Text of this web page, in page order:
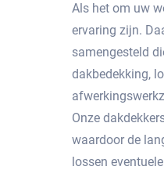
Als het om uw
ervaring zijn.
samengesteld
dakbedekking,
Onze
waardoor de
lossen